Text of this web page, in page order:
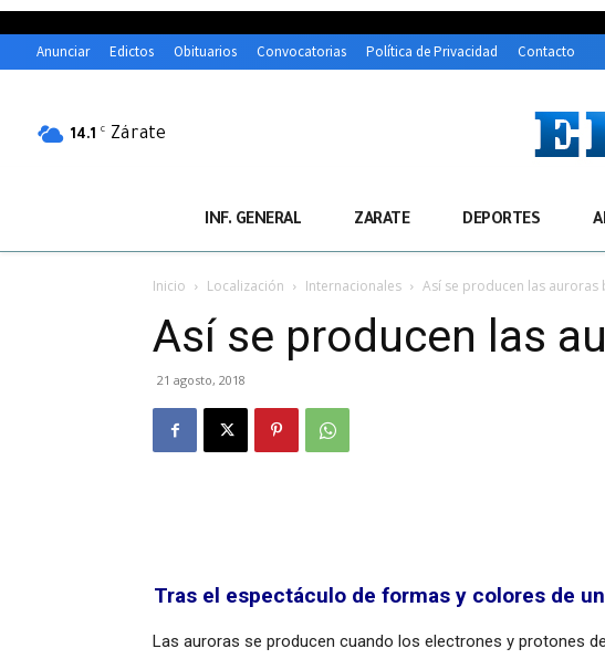
Anunciar Edictos Obituarios Convocatorias Política de Privacidad Contacto
14.1 C Zárate
INF. GENERAL ZARATE DEPORTES
Inicio Localización Internacionales Así se producen las auroras
Así se producen las
21 agosto, 2018
Tras el espectáculo de formas y colores de
Las auroras se producen cuando los electrones y protones